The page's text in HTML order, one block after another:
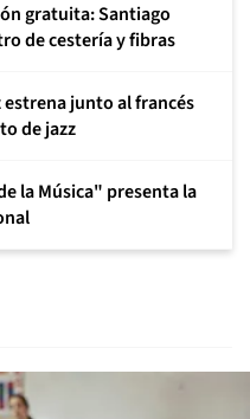
gratuita: Santiago
de cestería y fibras
junto al francés
de jazz
la Música" presenta la